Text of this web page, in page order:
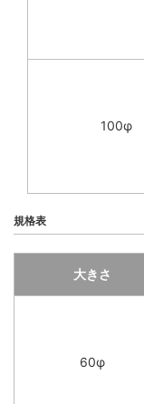
100φ
規格表
大きさ
60φ